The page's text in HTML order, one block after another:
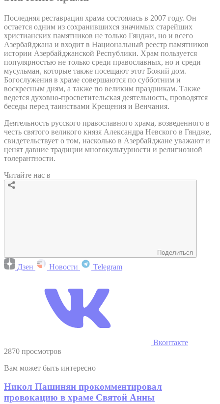
Последняя реставрация храма состоялась в 2007 году. Он
остается одним из сохранившихся значимых старейших
христианских памятников не только Гянджи, но и всего
Азербайджана и входит в Национальный реестр памятников
истории Азербайджанской Республики. Храм пользуется
популярностью не только среди православных, но и среди
мусульман, которые также посещают этот Божий дом.
Богослужения в храме совершаются по субботним и
воскресным дням, а также по великим праздникам. Также
ведется духовно-просветительская деятельность, проводятся
беседы перед таинствами Крещения и Венчания.
Деятельность русского православного храма, возведенного в
честь святого великого князя Александра Невского в Гяндже,
свидетельствует о том, насколько в Азербайджане уважают и
ценят давние традиции многокультурности и религиозной
толерантности.
Читайте нас в
Поделиться
Дзен Новости Telegram
Вконтакте
2870 просмотров
Вам может быть интересно
Никол Пашинян прокомментировал
провокацию в храме Святой Анны